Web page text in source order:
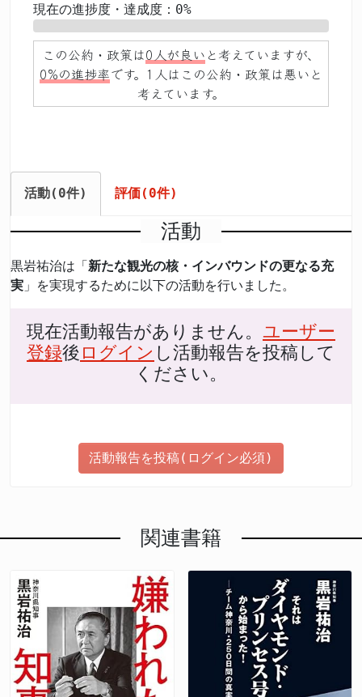
現在の進捗度・達成度：0%
この公約・政策は0人が良い と考えていますが、
0%の進捗率です。1人はこの公約・政策は悪いと
考えています。
活動(0件) 評価(0件)
活動
黒岩祐治は「新たな観光の核・インバウンドの更なる充
実 」を実現するために以下の活動を行いました。
現在活動報告がありません。 ユーザー
登録後 ログイン し活動報告を投稿して
ください。
活動報告を投稿(ログイン必須)
関連書籍